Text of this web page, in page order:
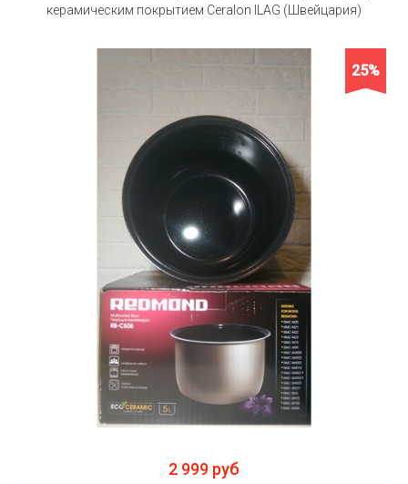
керамическим покрытием Ceralon ILAG (Швейцария)
25%
2 999 руб